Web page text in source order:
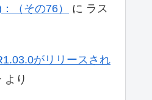
（その76）
に ラス
がリリースされ
より